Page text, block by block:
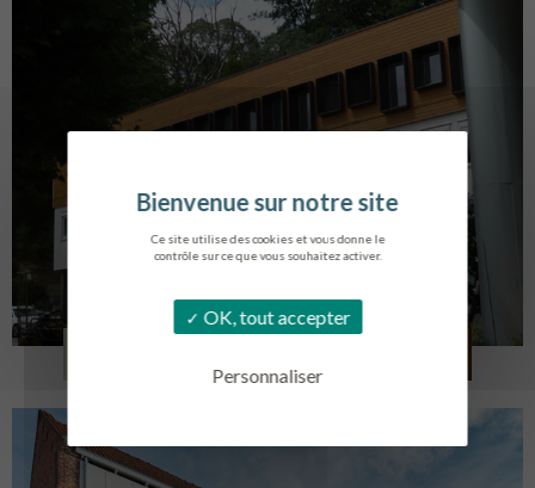
Ce site utilise des cookies et vous donne le
contrôle sur ce que vous souhaitez activer.
OK, tout accepter
Personnaliser